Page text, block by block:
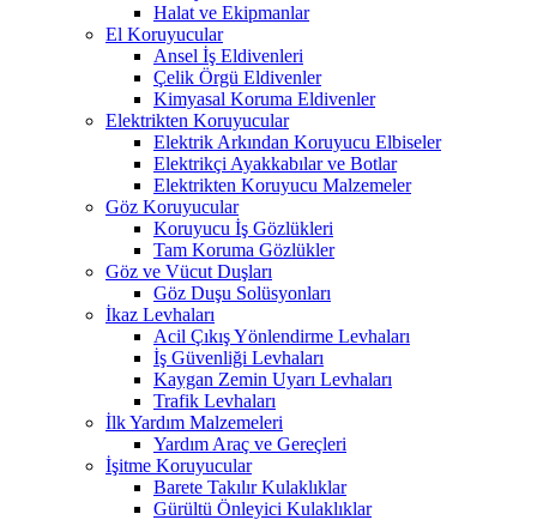
Halat ve Ekipmanlar
El Koruyucular
Ansel İş Eldivenleri
Çelik Örgü Eldivenler
Kimyasal Koruma Eldivenler
Elektrikten Koruyucular
Elektrik Arkından Koruyucu Elbiseler
Elektrikçi Ayakkabılar ve Botlar
Elektrikten Koruyucu Malzemeler
Göz Koruyucular
Koruyucu İş Gözlükleri
Tam Koruma Gözlükler
Göz ve Vücut Duşları
Göz Duşu Solüsyonları
İkaz Levhaları
Acil Çıkış Yönlendirme Levhaları
İş Güvenliği Levhaları
Kaygan Zemin Uyarı Levhaları
Trafik Levhaları
İlk Yardım Malzemeleri
Yardım Araç ve Gereçleri
İşitme Koruyucular
Barete Takılır Kulaklıklar
Gürültü Önleyici Kulaklıklar